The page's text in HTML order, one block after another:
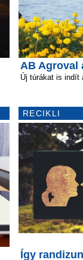
AB Agroval
Új túrákat is indít
RECIKLI
Így